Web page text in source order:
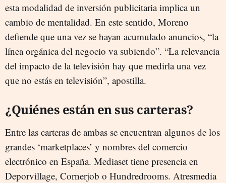
esta modalidad de inversión publicitaria implica un
cambio de mentalidad. En este sentido, Moreno
defiende que una vez se hayan acumulado anuncios, “la
línea orgánica del negocio va subiendo”. “La relevancia
del impacto de la televisión hay que medirla una vez
que no estás en televisión”, apostilla.
¿Quiénes están en sus carteras?
Entre las carteras de ambas se encuentran algunos de los
grandes ‘marketplaces’ y nombres del comercio
electrónico en España. Mediaset tiene presencia en
Deporvillage, Cornerjob o Hundredrooms. Atresmedia